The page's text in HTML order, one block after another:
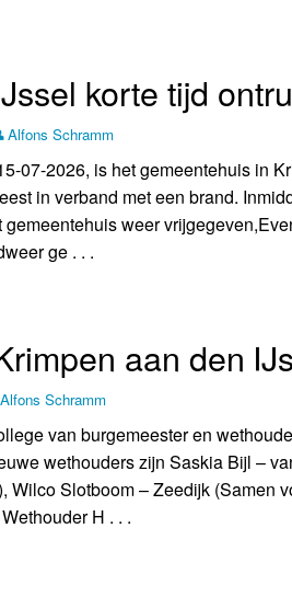
korte tijd
Alfons Schramm
07-2026, is het gemeentehuis in
in verband met een brand.
gemeentehuis weer
ge . . .
aan den
Schramm
van burgemeester en
wethouders zijn Saskia Bijl –
Wilco Slotboom – Zeedijk (Samen
H . . .